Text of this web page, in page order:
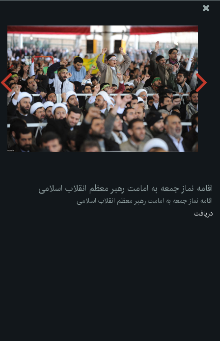
ارسال نامه
وجوهات
اقامه نماز جمعه به امامت رهبر معظم انقلاب اسلامی
دریافت آلبوم:zip
اقامه نماز جمعه به امامت رهبر معظم انقلاب اسلامی
اقامه نماز جمعه به امامت رهبر معظم انقلاب اسلامی
دریافت